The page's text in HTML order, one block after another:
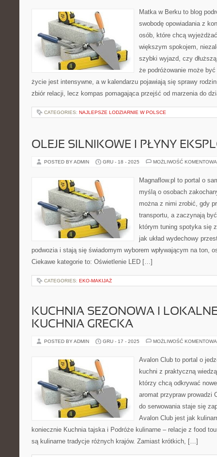
Matka w Berku to blog
swobodę opowiadania z
osób, które chcą
większym spokojem,
szybki wyjazd, czy
że podróżowanie może
życie jest intensywne, a w kalendarzu pojawiają się sprawy
zbiór relacji, lecz kompas pomagająca przejść od marzenia do
CATEGORIES: NAJLEPSZE LODZIARNIE W POLSCE
OLEJE SILNIKOWE I PŁYNY
POSTED BY ADMIN GRU - 18 - 2025 MOŻLIWOŚĆ
Magnaflow.pl to portal o
myślą o osobach
można z nimi zrobić, gdy
transportu, a zaczynają
którym tuning spotyka się
jak układ wydechowy
podwozia i stają się świadomym wyborem wpływającym na ton,
Ciekawe kategorie to: Oświetlenie LED […]
CATEGORIES: EKO-MAKIJAŻ
KUCHNIA SEZONOWA I
KUCHNIA GRECKA
POSTED BY ADMIN GRU - 17 - 2025 MOŻLIWOŚĆ
Avalon Club to portal o
kuchni z praktyczną
którzy chcą odkrywać
aromat przypraw prowadzi
do serwowania staje się
Avalon Club jest jak
koniecznie Kuchnia tajska i Podróże kulinarne – relacje z food
są kulinarne tradycje różnych krajów. Zamiast krótkich, […]